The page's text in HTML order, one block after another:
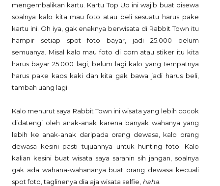
mengembalikan kartu. Kartu Top Up ini wajib buat disewa
soalnya kalo kita mau foto atau beli sesuatu harus pake
kartu ini. Oh iya, gak enaknya berwisata di Rabbit Town itu
hampir setiap spot foto bayar, jadi 25.000 belum
semuanya. Misal kalo mau foto di corn atau stiker itu kita
harus bayar 25.000 lagi, belum lagi kalo yang tempatnya
harus pake kaos kaki dan kita gak bawa jadi harus beli,
tambah uang lagi.
Kalo menurut saya Rabbit Town ini wisata yang lebih cocok
didatengi oleh anak-anak karena banyak wahanya yang
lebih ke anak-anak daripada orang dewasa, kalo orang
dewasa kesini pasti tujuannya untuk hunting foto. Kalo
kalian kesini buat wisata saya saranin sih jangan, soalnya
gak ada wahana-wahananya buat orang dewasa kecuali
spot foto, taglinenya dia aja wisata selfie, haha